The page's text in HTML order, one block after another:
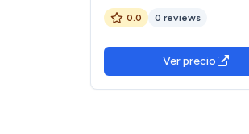
Cajonera para Salón,
Moderno, 45x40x68 cm,
0.0 0 reviews
Ver precio